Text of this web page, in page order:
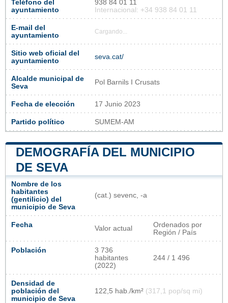
Teléfono del
ayuntamiento
938 84 01 11
Internacional: +34 938 84 01 11
E-mail del
ayuntamiento
Cargando...
Sitio web oficial del
ayuntamiento
seva.cat/
Alcalde municipal de
Seva
Pol Barnils I Crusats
Fecha de elección 17 Junio 2023
Partido político SUMEM-AM
DEMOGRAFÍA DEL MUNICIPIO
DE SEVA
Nombre de los
habitantes
(gentilicio) del
municipio de Seva
(cat.) sevenc, -a
Fecha Valor actual
Ordenados por
Región / País
Población
3 736
habitantes
(2022)
244 / 1 496
Densidad de
población del
municipio de Seva
122,5 hab./km² (317,1 pop/sq mi)